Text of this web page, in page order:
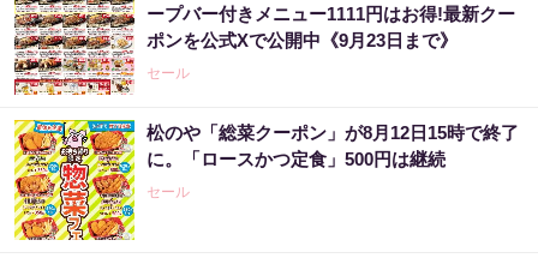
ープバー付きメニュー1111円はお得!最新クー
ポンを公式Xで公開中《9月23日まで》
セール
松のや「総菜クーポン」が8月12日15時で終了
に。「ロースかつ定食」500円は継続
セール